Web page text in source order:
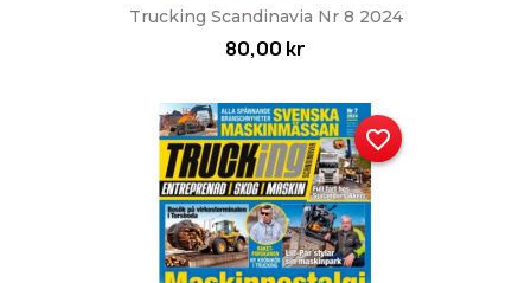
Trucking Scandinavia Nr 8 2024
80,00 kr
favorite_border